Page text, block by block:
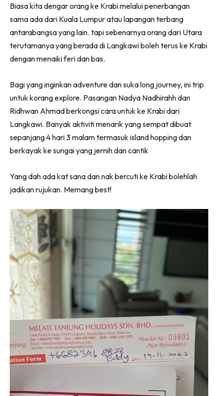
(Twitter)
Biasa kita dengar orang ke Krabi melalui penerbangan
sama ada dari Kuala Lumpur atau lapangan terbang
antarabangsa yang lain. tapi sebenarnya orang dari Utara
terutamanya yang berada di Langkawi boleh terus ke Krabi
dengan menaiki feri dan bas.
Bagi yang inginkan adventure dan suka long journey, ini trip
untuk korang explore. Pasangan Nadya Nadhirahh dan
Ridhwan Ahmad berkongsi cara untuk ke Krabi dari
Langkawi. Banyak aktiviti menarik yang sempat dibuat
sepanjang 4 hari 3 malam termasuk island hopping dan
berkayak ke sungai yang jernih dan cantik
Yang dah ada kat sana dan nak bercuti ke Krabi bolehlah
jadikan rujukan. Memang best!